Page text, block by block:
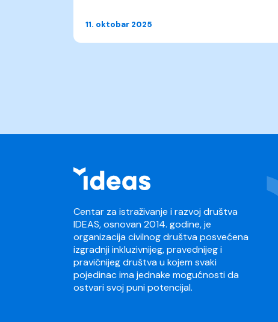
11. oktobar 2025
Centar za istraživanje i razvoj društva
IDEAS, osnovan 2014. godine, je
organizacija civilnog društva posvećena
izgradnji inkluzivnijeg, pravednijeg i
pravičnijeg društva u kojem svaki
pojedinac ima jednake mogućnosti da
ostvari svoj puni potencijal.